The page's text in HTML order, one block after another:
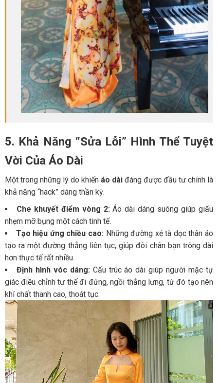
5. Khả Năng “Sửa Lỗi” Hình Thể Tuyệt
Vời Của Áo Dài
Một trong những lý do khiến áo dài đáng được đầu tư chính là
khả năng “hack” dáng thần kỳ.
Che khuyết điểm vòng 2:Áo dài dáng suông giúp giấu
nhẹm mỡ bụng một cách tinh tế.
Tạo hiệu ứng chiều cao:Những đường xẻ tà dọc thân áo
tạo ra một đường thẳng liên tục, giúp đôi chân bạn trông dài
hơn thực tế rất nhiều.
Định hình vóc dáng:Cấu trúc áo dài giúp người mặc tự
giác điều chỉnh tư thế đi đứng, ngồi thẳng lưng, từ đó tạo nên
khí chất thanh cao, thoát tục.